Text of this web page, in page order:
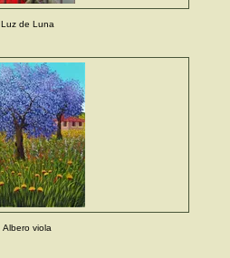
Luz de Luna
Albero viola